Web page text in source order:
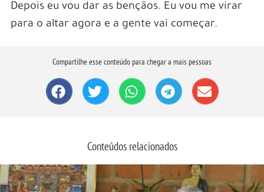
Depois eu vou dar as bençãos. Eu vou me virar
para o altar agora e a gente vai começar.
Compartilhe esse conteúdo para chegar a mais pessoas
Conteúdos relacionados